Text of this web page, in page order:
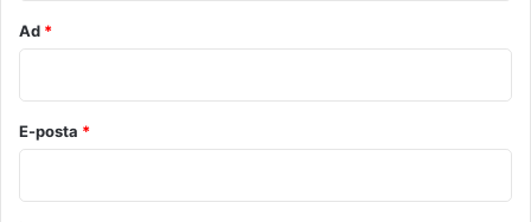
Ad *
E-posta *